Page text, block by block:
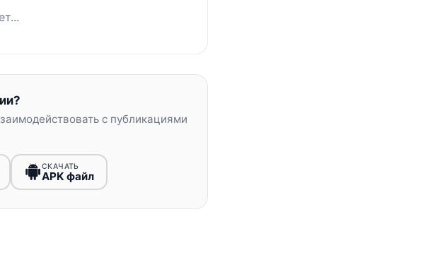
с публикациями
СКАЧАТЬ
APK файл